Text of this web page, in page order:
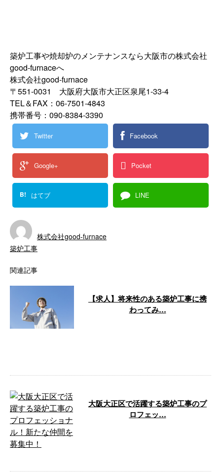
築炉工事や焼却炉のメンテナンスなら大阪市の株式会社
good-furnaceへ
株式会社good-furnace
〒551-0031 大阪府大阪市大正区泉尾1-33-4
TEL＆FAX：06-7501-4843
携帯番号：090-8384-3390
Twitter Facebook
Google+ Pocket
B! はてブ LINE
株式会社good-furnace
築炉工事
関連記事
【求人】将来性のある築炉工事に携
わってみ…
大阪大正区で活躍する築炉工事のプ
ロフェッ…